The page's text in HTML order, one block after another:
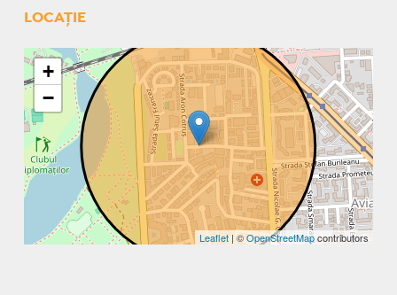
LOCAȚIE
+
−
Leaflet | ©OpenStreetMapcontributors